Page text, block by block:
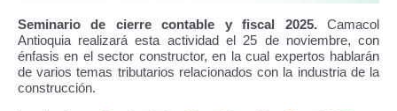
Seminario de cierre contable y fiscal 2025.Camacol
Antioquia realizará esta actividad el 25 de noviembre, con
énfasis en el sector constructor, en la cual expertos hablarán
de varios temas tributarios relacionados con la industria de la
construcción.